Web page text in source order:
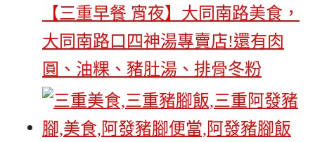
【三重早餐 宵夜】大同南路美食，
大同南路口四神湯專賣店!還有肉
圓、油粿、豬肚湯、排骨冬粉